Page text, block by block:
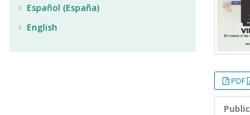
PDF
Español (España)
English